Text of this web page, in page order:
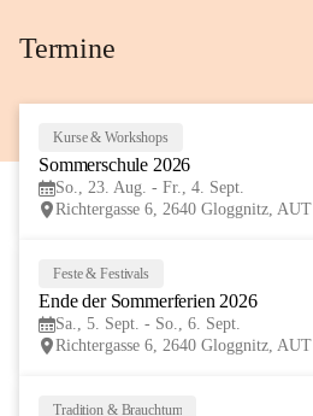
Termine
Kurse & Workshops
Sommerschule 2026
So., 23. Aug. - Fr., 4. Sept.
Richtergasse 6, 2640 Gloggnitz, AUT
Feste & Festivals
Ende der Sommerferien 2026
Sa., 5. Sept. - So., 6. Sept.
Richtergasse 6, 2640 Gloggnitz, AUT
Tradition & Brauchtum